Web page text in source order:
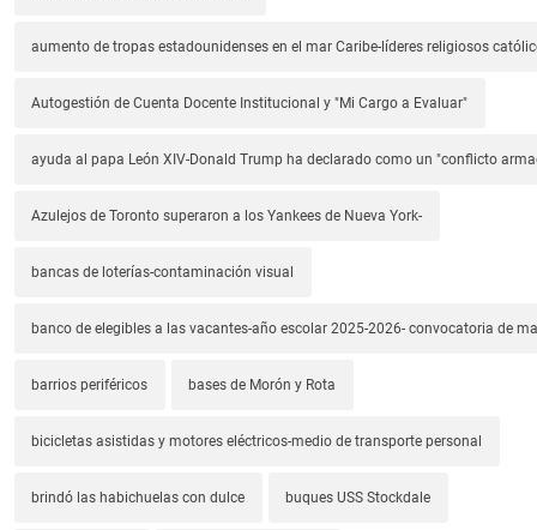
aumento de tropas estadounidenses en el mar Caribe-líderes religiosos
Autogestión de Cuenta Docente Institucional y "Mi Cargo a Evaluar"
ayuda al papa León XIV-Donald Trump ha declarado como un "conflicto
Azulejos de Toronto superaron a los Yankees de Nueva York-
bancas de loterías-contaminación visual
banco de elegibles a las vacantes-año escolar 2025-2026- convocatoria de
barrios periféricos bases de Morón y Rota
bicicletas asistidas y motores eléctricos-medio de transporte personal
brindó las habichuelas con dulce buques USS Stockdale